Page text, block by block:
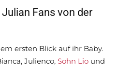
Fans von der
ersten Blick auf ihr Baby.
Julienco, Sohn Lio und